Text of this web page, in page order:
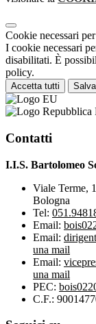
Cookie necessari
I cookie necessari
disabilitati. È
policy.
Accetta tutti
Contatti
I.I.S. Bartolomeo
Viale Terme,
Bologna
Tel:
Email:
Email:
una mail
Email:
una mail
PEC:
C.F.: